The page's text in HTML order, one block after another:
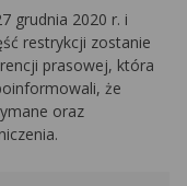
grudnia 2020 r. i
restrykcji zostanie
prasowej, która
że
oraz